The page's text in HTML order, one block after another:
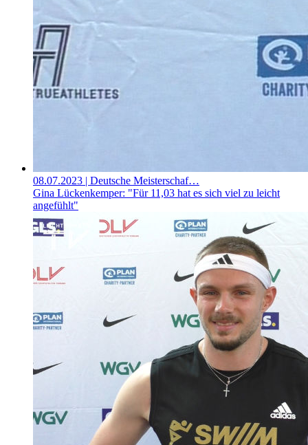
08.07.2023 | Deutsche Meisterschaf…
Gina Lückenkemper: "Für 11,03 hat es sich viel zu leicht
angefühlt"